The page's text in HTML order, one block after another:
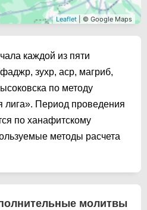
Leaflet | © Google Maps
каждой из пяти
зухр, аср, магриб,
по методу
лига». Период проведения
по ханафитскому
методы расчета
молитвы